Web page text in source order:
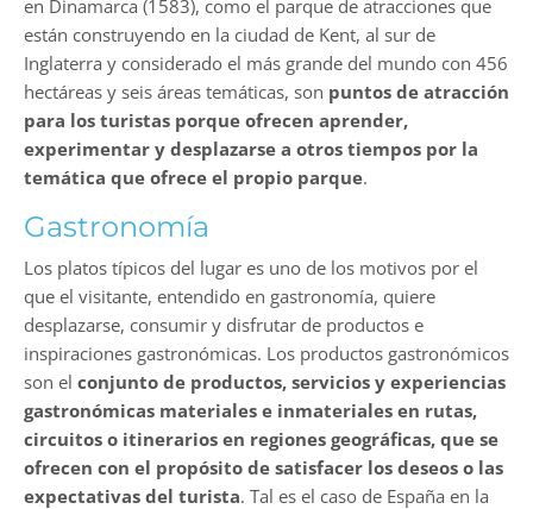
en Dinamarca (1583), como el parque de atracciones que
están construyendo en la ciudad de Kent, al sur de
Inglaterra y considerado el más grande del mundo con 456
hectáreas y seis áreas temáticas, son puntos de atracción
para los turistas porque ofrecen aprender,
experimentar y desplazarse a otros tiempos por la
temática que ofrece el propio parque.
Gastronomía
Los platos típicos del lugar es uno de los motivos por el
que el visitante, entendido en gastronomía, quiere
desplazarse, consumir y disfrutar de productos e
inspiraciones gastronómicas. Los productos gastronómicos
son el conjunto de productos, servicios y experiencias
gastronómicas materiales e inmateriales en rutas,
circuitos o itinerarios en regiones geográficas, que se
ofrecen con el propósito de satisfacer los deseos o las
expectativas del turista. Tal es el caso de España en la